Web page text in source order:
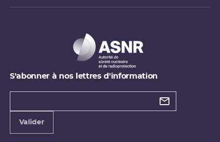
S'abonner à nos lettres d'information
Types de
Valider